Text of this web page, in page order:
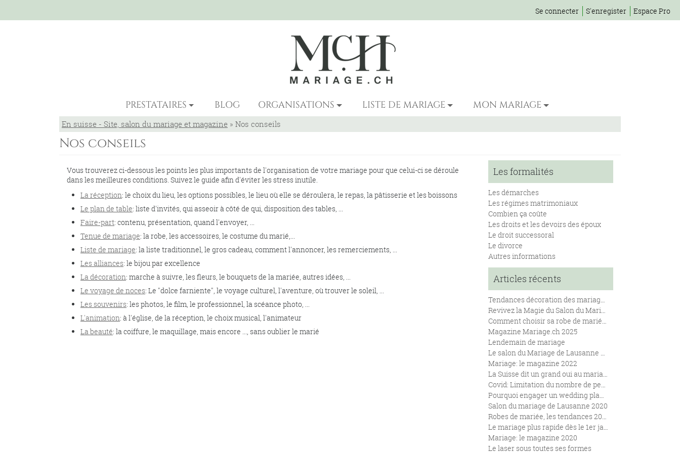
Se connecter S'enregister Espace Pro
PRESTATAIRES BLOG ORGANISATIONS LISTE DE MARIAGE MON MARIAGE
En suisse - Site, salon du mariage et magazine » Nos conseils
Nos conseils
Vous trouverez ci-dessous les points les plus importants de l'organisation de votre mariage pour que celui-ci se déroule
dans les meilleures conditions. Suivez le guide afin d'éviter les stress inutile.
La réception: le choix du lieu, les options possibles, le lieu où elle se déroulera, le repas, la pâtisserie et les boissons
Le plan de table: liste d'invités, qui asseoir à côté de qui, disposition des tables, ...
Faire-part: contenu, présentation, quand l'envoyer, ...
Tenue de mariage: la robe, les accessoires, le costume du marié,...
Liste de mariage: la liste traditionnel, le gros cadeau, comment l'annoncer, les remerciements, ...
Les alliances: le bijou par excellence
La décoration: marche à suivre, les fleurs, le bouquets de la mariée, autres idées, ...
Le voyage de noces: Le "dolce farniente", le voyage culturel, l'aventure, où trouver le soleil, ...
Les souvenirs: les photos, le film, le professionnel, la scéance photo, ...
L'animation: à l'église, de la réception, le choix musical, l'animateur
La beauté: la coiffure, le maquillage, mais encore ..., sans oublier le marié
Les formalités
Les démarches
Les régimes matrimoniaux
Combien ça coûte
Les droits et les devoirs des époux
Le droit successoral
Le divorce
Autres informations
Articles récents
Tendances décoration des mariages en 2025
Revivez la Magie du Salon du Mariage de Lausanne 2024
Comment choisir sa robe de mariées en fonction de sa morphologie.
Magazine Mariage.ch 2025
Lendemain de mariage
Le salon du Mariage de Lausanne se renouvelle !
Mariage: le magazine 2022
La Suisse dit un grand oui au mariage pour toutes et tous
Covid: Limitation du nombre de personnes lors des mariages
Pourquoi engager un wedding planner pour son mariage ?
Salon du mariage de Lausanne 2020
Robes de mariée, les tendances 2020
Le mariage plus rapide dès le 1er janvier 2020.
Mariage: le magazine 2020
Le laser sous toutes ses formes